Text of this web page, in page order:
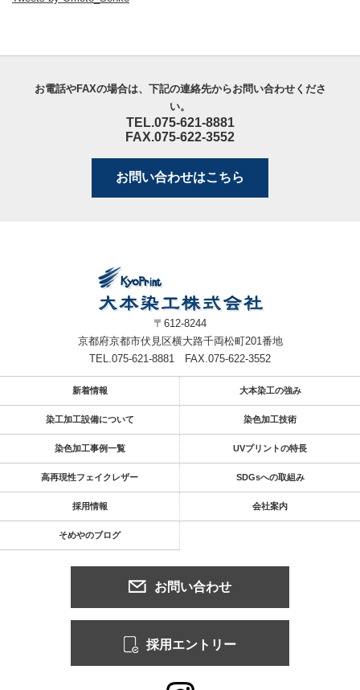
お電話やFAXの場合は、下記の連絡先からお問い合わせくださ
い。
TEL.075-621-8881
FAX.075-622-3552
お問い合わせはこちら
〒612-8244
京都府京都市伏見区横大路千両松町201番地
TEL.075-621-8881 FAX.075-622-3552
新着情報 大本染工の強み
染工加工設備について 染色加工技術
染色加工事例一覧 UVプリントの特長
高再現性フェイクレザー SDGsへの取組み
採用情報 会社案内
そめやのブログ
お問い合わせ
採用エントリー